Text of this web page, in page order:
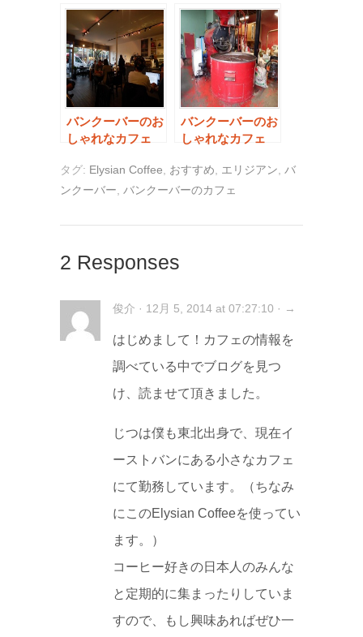
【49th Parallel
Coffee Roasters
Cafe】
カフェ
【Innocent
coffee】
バンクーバーのお
しゃれなカフェ
and Tea】
バンクーバーのお
しゃれなカフェ
Roasters】
タグ: Elysian Coffee, おすすめ, エリジアン, バ
ンクーバー, バンクーバーのカフェ
2 Responses
俊介 · 12月 5, 2014 at 07:27:10 · →
はじめまして！カフェの情報を
調べている中でブログを見つ
け、読ませて頂きました。
じつは僕も東北出身で、現在イ
ーストバンにある小さなカフェ
にて勤務しています。（ちなみ
にこのElysian Coffeeを使ってい
ます。）
コーヒー好きの日本人のみんな
と定期的に集まったりしていま
すので、もし興味あればぜひ一